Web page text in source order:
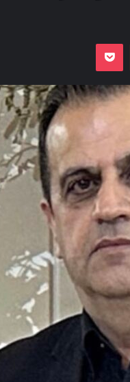
Odnoklassniki
Pocket